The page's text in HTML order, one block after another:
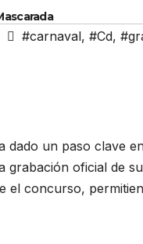
#carnaval, #Cd,
dado un paso clave
grabación oficial de
el concurso,